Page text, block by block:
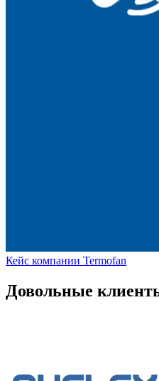
Кейс компании Termofan
Довольные